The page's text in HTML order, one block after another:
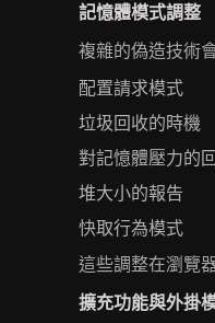
記憶體模式調整
複雜的偽造技術
配置請求模式
垃圾回收的時機
對記憶體壓力的
堆大小的報告
快取行為模式
這些調整在瀏覽
擴充功能與外掛